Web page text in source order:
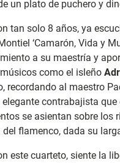
un plato de puchero y
tan solo 8 años, ya
‘Camarón, Vida y
a su maestría y
como el isleño
recordando al maestro
elegante contrabajista
se asientan sobre los
del flamenco, dada su
este cuarteto, siente la